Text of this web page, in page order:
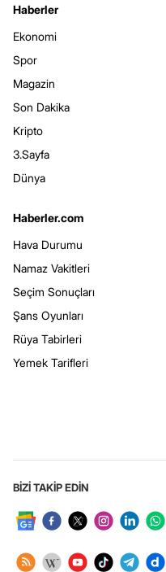
Haberler
Ekonomi
Spor
Magazin
Son Dakika
Kripto
3.Sayfa
Dünya
Haberler.com
Hava Durumu
Namaz Vakitleri
Seçim Sonuçları
Şans Oyunları
Rüya Tabirleri
Yemek Tarifleri
BİZİ TAKİP EDİN